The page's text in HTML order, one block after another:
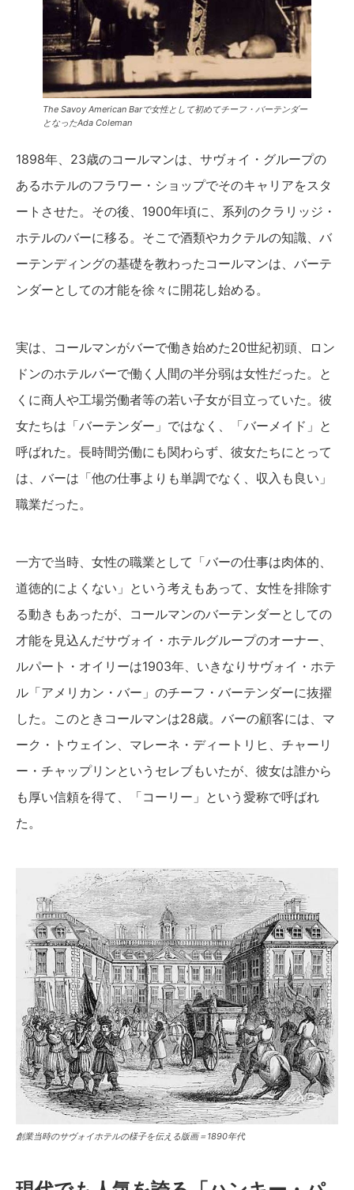
The Savoy American Barで女性として初めてチーフ・バーテンダー
となったAda Coleman
1898年、23歳のコールマンは、サヴォイ・グループの
あるホテルのフラワー・ショップでそのキャリアをスタ
ートさせた。その後、1900年頃に、系列のクラリッジ・
ホテルのバーに移る。そこで酒類やカクテルの知識、バ
ーテンディングの基礎を教わったコールマンは、バーテ
ンダーとしての才能を徐々に開花し始める。
実は、コールマンがバーで働き始めた20世紀初頭、ロン
ドンのホテルバーで働く人間の半分弱は女性だった。と
くに商人や工場労働者等の若い子女が目立っていた。彼
女たちは「バーテンダー」ではなく、「バーメイド」と
呼ばれた。長時間労働にも関わらず、彼女たちにとって
は、バーは「他の仕事よりも単調でなく、収入も良い」
職業だった。
一方で当時、女性の職業として「バーの仕事は肉体的、
道徳的によくない」という考えもあって、女性を排除す
る動きもあったが、コールマンのバーテンダーとしての
才能を見込んだサヴォイ・ホテルグループのオーナー、
ルパート・オイリーは1903年、いきなりサヴォイ・ホテ
ル「アメリカン・バー」のチーフ・バーテンダーに抜擢
した。このときコールマンは28歳。バーの顧客には、マ
ーク・トウェイン、マレーネ・ディートリヒ、チャーリ
ー・チャップリンというセレブもいたが、彼女は誰から
も厚い信頼を得て、「コーリー」という愛称で呼ばれ
た。
創業当時のサヴォイホテルの様子を伝える版画＝1890年代